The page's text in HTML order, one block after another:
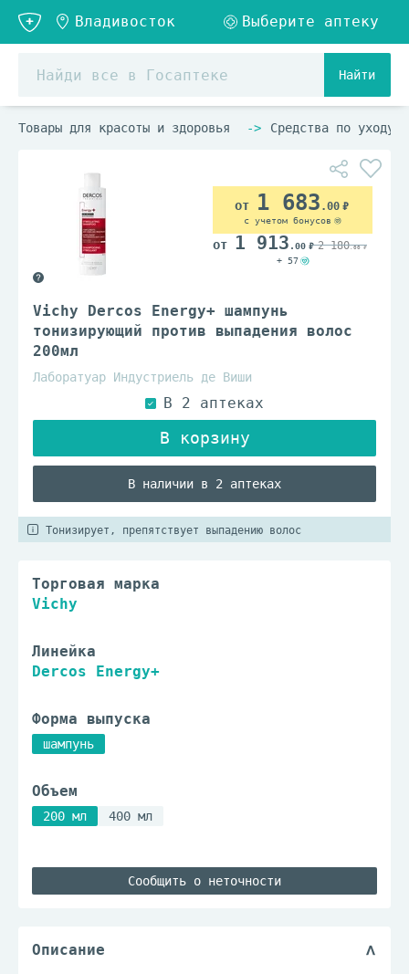
Найти
Товары для красоты и здоровья Средства по уходу
Vichy Dercos Energy+ шампунь
тонизирующий против выпадения волос
200мл
Лаборатуар Индустриель де Виши
В наличии в 2 аптеках
1 683 .00
с учетом бонусов
1 913 .00 2 180.00
+ 57
Тонизирует, препятствует выпадению волос
Торговая марка
Vichy
Линейка
Dercos Energy+
Форма выпуска
шампунь
Объем
200 мл 400 мл
Сообщить о неточности
Описание